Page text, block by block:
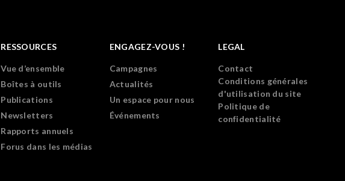
RESSOURCES
Vue d’ensemble
Boîtes à outils
Publications
Newsletters
Rapports annuels
Forus dans les médias
ENGAGEZ-VOUS !
Campagnes
Actualités
Un espace pour nous
Événements
LEGAL
Contact
Conditions générales
d'utilisation du site
Politique de
confidentialité